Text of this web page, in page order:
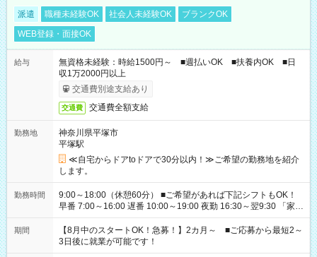
派遣 職種未経験OK 社会人未経験OK
ブランクOK
WEB登録・面接OK
給与
無資格未経験：時給1500円～ ■週払いOK ■扶養内OK ■日
収1万2000円以上
交通費別途支給あり
交通費 交通費全額支給
勤務地
神奈川県平塚市
平塚駅
≪自宅からドアtoドアで30分以内！≫ご希望の勤務地を紹介
します。
勤務時間
9:00～18:00（休憩60分） ■ご希望があれば下記シフトもOK！
早番 7:00～16:00 遅番 10:00～19:00 夜勤 16:30～翌9:30 「家族
と休みを合わせたい」 「余裕を持って夕飯の準備がしたい」
「できれば残業はしたくない」 など、ご希望を教えてください
ね。 ※Wワーク希望の方へ 今ご覧のお仕事で希望する勤務時間
と、もう1つのお仕事の勤務時間。 合計で週40時間を超える場
期間
【8月中のスタートOK！急募！】2カ月～ ■ご応募から最短2～
3日後に就業が可能です！